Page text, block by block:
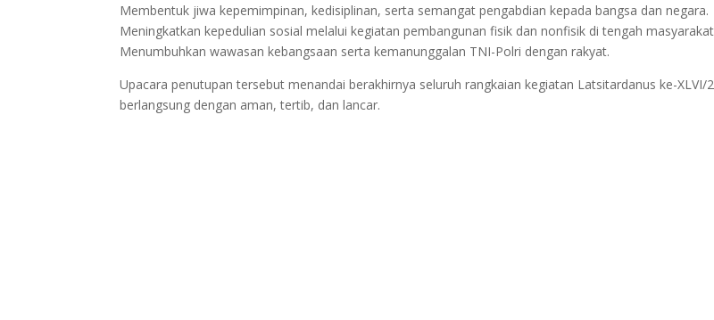
Membentuk jiwa kepemimpinan, kedisiplinan, serta semangat pengabdian kepada bangsa dan negara.
Meningkatkan kepedulian sosial melalui kegiatan pembangunan fisik dan nonfisik di tengah
Menumbuhkan wawasan kebangsaan serta kemanunggalan TNI-Polri dengan rakyat.
Upacara penutupan tersebut menandai berakhirnya seluruh rangkaian kegiatan Latsitardanus ke-XLVI/
berlangsung dengan aman, tertib, dan lancar.